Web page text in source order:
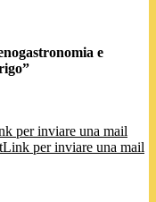
e
per inviare una mail
Link per inviare una mail